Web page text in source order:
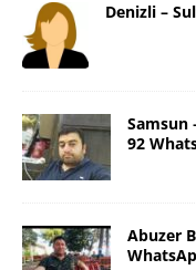
Denizli –
Samsun
92
Abuzer